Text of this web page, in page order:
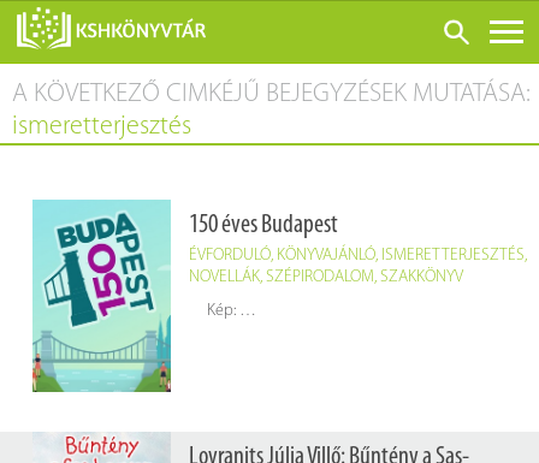
ONLINE KATALÓGUS
RÓLUNK
SZOLGÁLTATÁSOK
KONFERENCIÁK
ADATBÁZISOK
BLOG
A KÖVETKEZŐ CIMKÉJŰ BEJEGYZÉSEK MUTATÁSA:
ismeretterjesztés
150 éves Budapest
ÉVFORDULÓ, KÖNYVAJÁNLÓ, ISMERETTERJESZTÉS,
NOVELLÁK, SZÉPIRODALOM, SZAKKÖNYV
Kép:
https://budapest150.wordpress.com/